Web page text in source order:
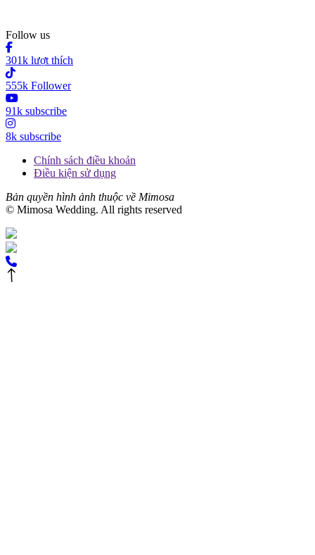
Follow us
301k lượt thích
555k Follower
91k subscribe
8k subscribe
Chính sách điều khoản
Điều kiện sử dụng
Bản quyền hình ảnh thuộc về Mimosa
© Mimosa Wedding. All rights reserved